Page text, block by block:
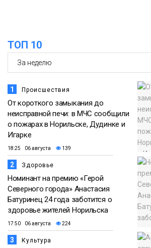
ТОП 10
1 Происшествия
От короткого замыкания до
неисправной печи: в МЧС сообщили
о пожарах в Норильске, Дудинке и
Игарке
18:25 06 августа 139
2 Здоровье
Номинант на премию «Герой
Северного города» Анастасия
Батуринец 24 года заботится о
здоровье жителей Норильска
17:50 06 августа 224
3 Культура